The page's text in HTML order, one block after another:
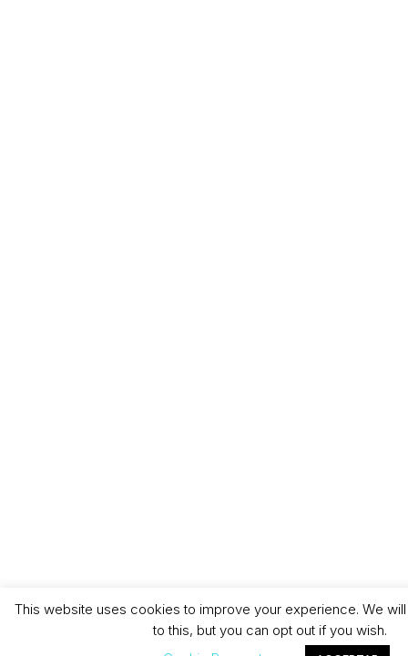
This website uses cookies to improve your experience. We
to this, but you can opt out if you wish.